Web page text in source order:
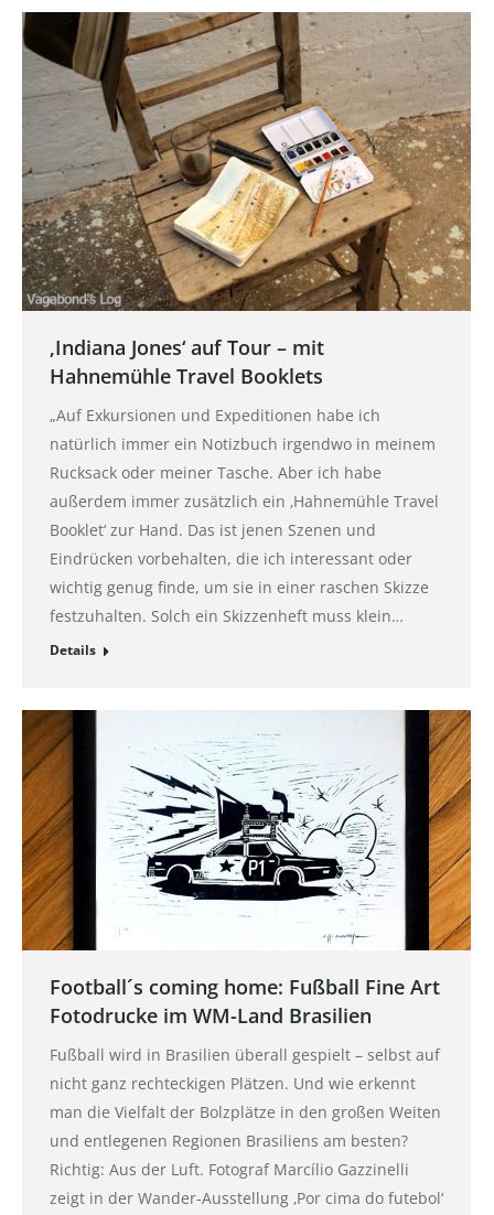
‚Indiana Jones‘ auf Tour – mit
Hahnemühle Travel Booklets
„Auf Exkursionen und Expeditionen habe ich
natürlich immer ein Notizbuch irgendwo in meinem
Rucksack oder meiner Tasche. Aber ich habe
außerdem immer zusätzlich ein ‚Hahnemühle Travel
Booklet‘ zur Hand. Das ist jenen Szenen und
Eindrücken vorbehalten, die ich interessant oder
wichtig genug finde, um sie in einer raschen Skizze
festzuhalten. Solch ein Skizzenheft muss klein…
Details
Football´s coming home: Fußball Fine Art
Fotodrucke im WM-Land Brasilien
Fußball wird in Brasilien überall gespielt – selbst auf
nicht ganz rechteckigen Plätzen. Und wie erkennt
man die Vielfalt der Bolzplätze in den großen Weiten
und entlegenen Regionen Brasiliens am besten?
Richtig: Aus der Luft. Fotograf Marcílio Gazzinelli
zeigt in der Wander-Ausstellung ‚Por cima do futebol‘